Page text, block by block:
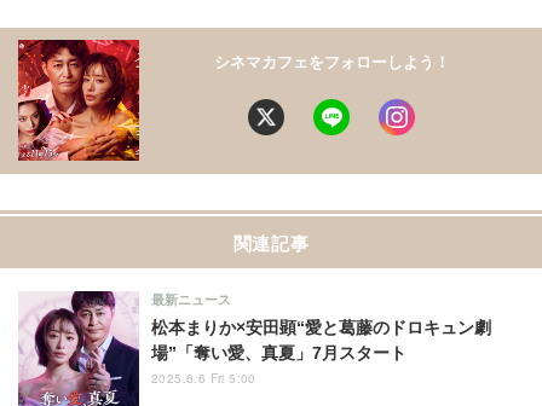
シネマカフェをフォローしよう！
関連記事
松本まりか×安田顕“愛と葛藤のドロキュン劇
場”「奪い愛、真夏」7月スタート
最新ニュース
2025.6.6 Fri 5:00